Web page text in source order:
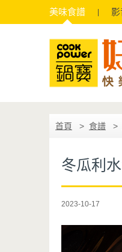
美味食譜
首頁 食譜
冬瓜利
2023-10-17